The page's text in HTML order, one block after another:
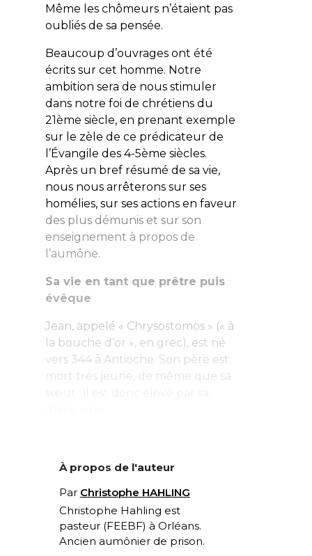
Même les chômeurs n’étaient pas
oubliés de sa pensée.
Beaucoup d’ouvrages ont été
écrits sur cet homme. Notre
ambition sera de nous stimuler
dans notre foi de chrétiens du
21ème siècle, en prenant exemple
sur le zèle de ce prédicateur de
l’Évangile des 4-5ème siècles.
Après un bref résumé de sa vie,
nous nous arrêterons sur ses
homélies, sur ses actions en faveur
des plus démunis et sur son
enseignement à propos de
l’aumône.
Sa vie en tant que prêtre puis
évêque
Jean, appelé « Chrysostomos » (« à
la bouche d’or », en grec), est né
vers 344 à Antioche. Son père est
mort très jeune, de même que sa
À propos de l'auteur
Par Christophe HAHLING
Christophe Hahling est
pasteur (FEEBF) à Orléans.
Ancien aumônier de prison.